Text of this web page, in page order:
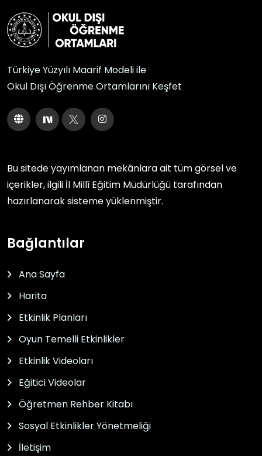
Türkiye Yüzyılı Maarif Modeli ile
Okul Dışı Öğrenme Ortamlarını Keşfet
Bu sitede yayımlanan mekânlara ait tüm görsel ve
içerikler, ilgili İl Millî Eğitim Müdürlüğü tarafından
hazırlanarak sisteme yüklenmiştir.
Bağlantılar
Ana Sayfa
Harita
Etkinlik Planları
Oyun Temelli Etkinlikler
Etkinlik Videoları
Eğitici Videolar
Öğretmen Rehber Kitabı
Sosyal Etkinlikler Yönetmeliği
İletişim